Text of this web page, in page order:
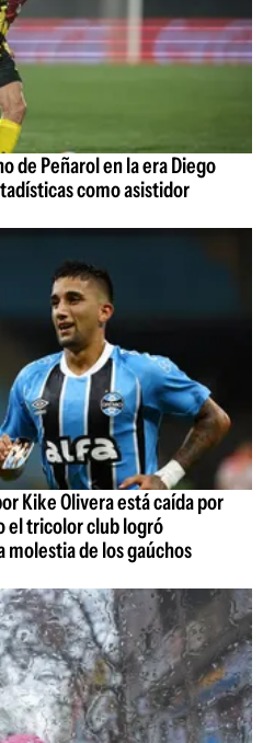
de Peñarol en la era Diego
como asistidor
Kike Olivera está caída por
el tricolor club logró
de los gaúchos